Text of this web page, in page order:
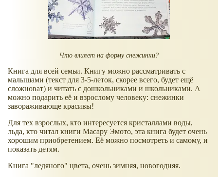
Что влияет на форму снежинки?
Книга для всей семьи. Книгу можно рассматривать с
малышами (текст для 3-5-леток, скорее всего, будет ещё
сложноват) и читать с дошкольниками и школьниками. А
можно подарить её и взрослому человеку: снежинки
завораживающе красивы!
Для тех взрослых, кто интересуется кристаллами воды,
льда, кто читал книги Масару Эмото, эта книга будет очень
хорошим приобретением. Её можно посмотреть и самому, и
показать детям.
Книга "ледяного" цвета, очень зимняя, новогодняя.